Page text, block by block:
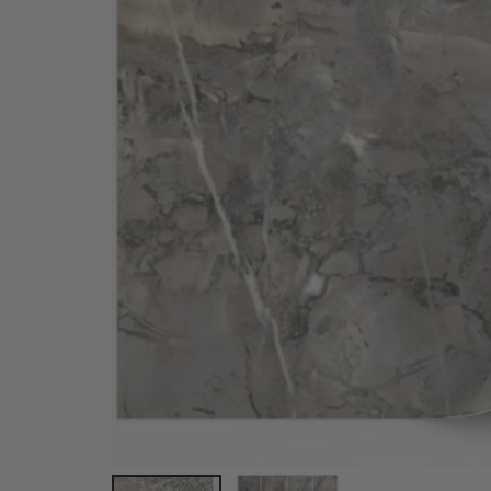
Kakelklistermärke - Marmor / Ljusbrun / Skala